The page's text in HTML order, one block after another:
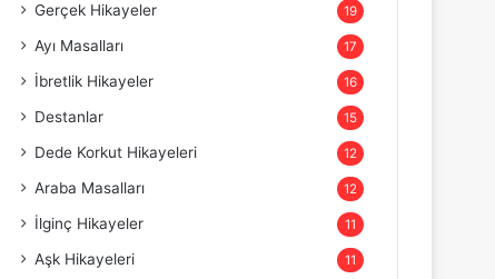
Gerçek Hikayeler 19
Ayı Masalları 17
İbretlik Hikayeler 16
Destanlar 15
Dede Korkut Hikayeleri 12
Araba Masalları 12
İlginç Hikayeler 11
Aşk Hikayeleri 11